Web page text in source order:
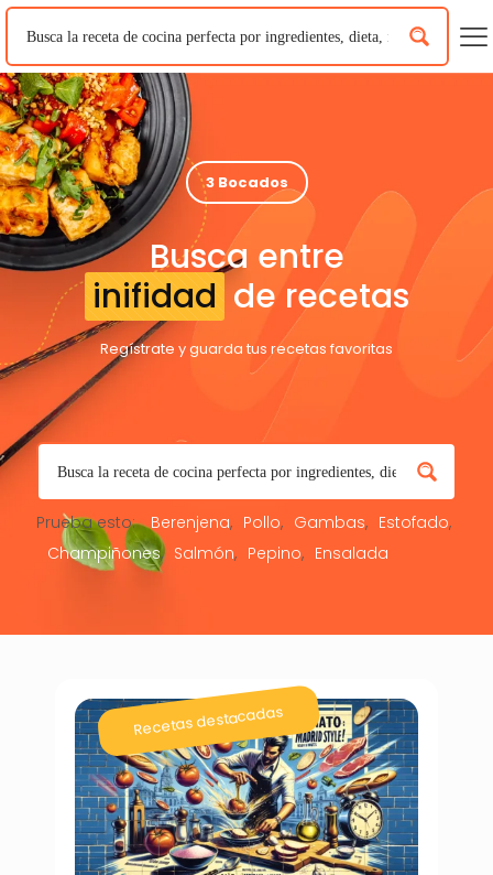
3 Bocados
Busca entre
inifidad de recetas
Regístrate y guarda tus recetas favoritas
Prueba esto: Berenjena Pollo Gambas
Estofado
Champiñones
Salmón Pepino Ensalada
Recetas destacadas